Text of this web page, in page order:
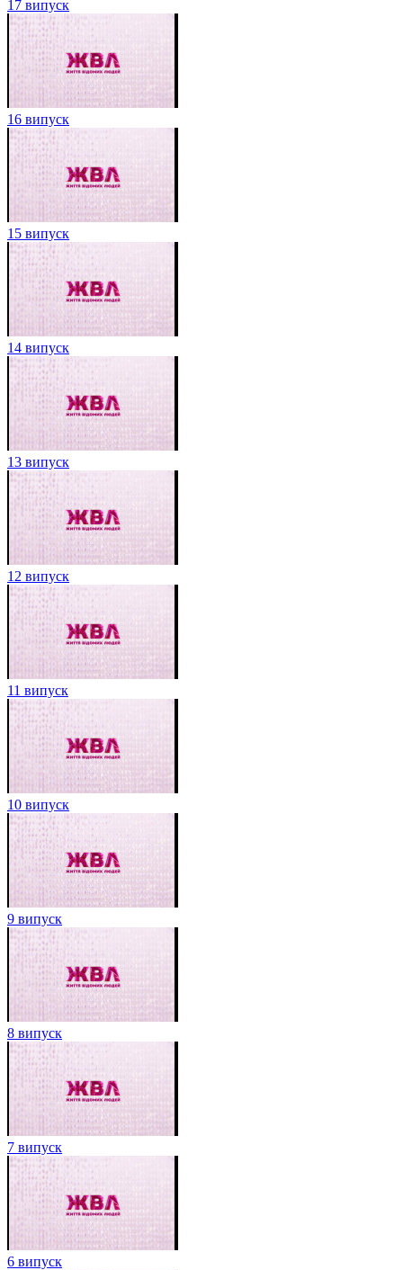
17 випуск
16 випуск
15 випуск
14 випуск
13 випуск
12 випуск
11 випуск
10 випуск
9 випуск
8 випуск
7 випуск
6 випуск